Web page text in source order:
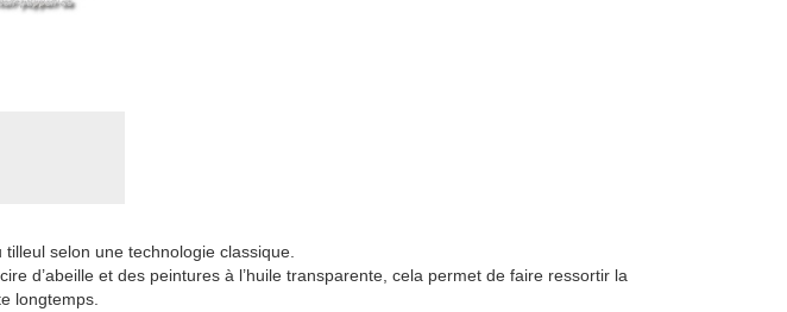
selon une technologie classique.
d’abeille et des peintures à l’huile transparente, cela permet de faire ressortir la
longtemps.